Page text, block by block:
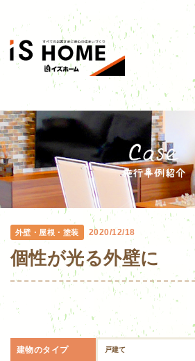
外壁・屋根・塗装 2020/12/18
個性が光る外壁に
建物のタイプ 戸建て